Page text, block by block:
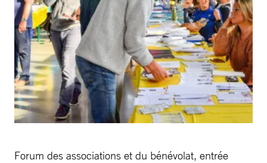
Forum des associations et du bénévolat, entrée